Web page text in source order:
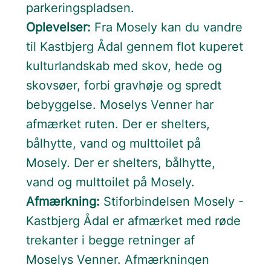
parkeringspladsen.
Oplevelser: Fra Mosely kan du vandre
til Kastbjerg Ådal gennem flot kuperet
kulturlandskab med skov, hede og
skovsøer, forbi gravhøje og spredt
bebyggelse. Moselys Venner har
afmærket ruten. Der er shelters,
bålhytte, vand og multtoilet på
Mosely. Der er shelters, bålhytte,
vand og multtoilet på Mosely.
Afmærkning: Stiforbindelsen Mosely -
Kastbjerg Ådal er afmærket med røde
trekanter i begge retninger af
Moselys Venner. Afmærkningen